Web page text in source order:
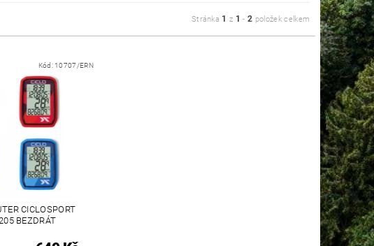
Stránka 1 z 1 -2 položek celkem
Kód: 10707/ERN
CICLOSPORT
BEZDRÁT